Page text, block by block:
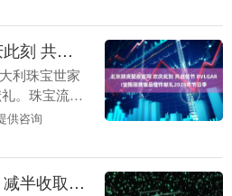
北京期货配资官网 欢庆此刻 共启佳节 BVLGARI宝格丽携臻品佳作献礼2025年节日季
利珠宝世家
。珠宝流
移，镌刻时
供咨询
速盈配资官网 中金所：减半收取2026年交割和行权（履约）手续费